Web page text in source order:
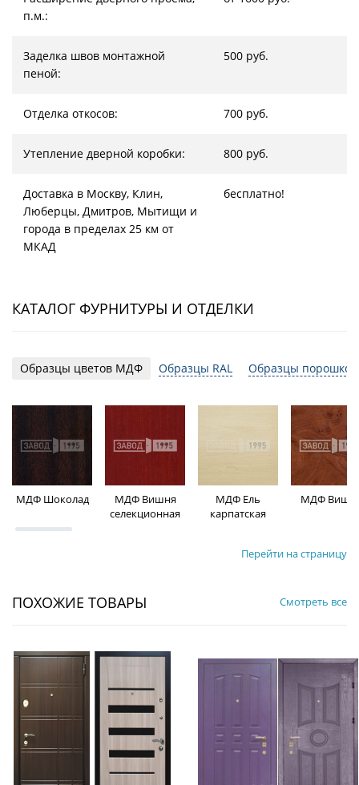
п.м.:
Заделка швов монтажной
пеной:
500 руб.
Отделка откосов: 700 руб.
Утепление дверной коробки: 800 руб.
Доставка в Москву, Клин,
Люберцы, Дмитров, Мытищи и
города в пределах 25 км от
МКАД
бесплатно!
КАТАЛОГ ФУРНИТУРЫ И ОТДЕЛКИ
Образцы цветов МДФ Образцы RAL Образцы
МДФ Шоколад
МДФ Вишня
селекционная
МДФ Ель
карпатская
МДФ
Перейти на страницу
ПОХОЖИЕ ТОВАРЫ Смотреть все